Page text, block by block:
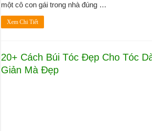
một cô con gái trong nhà đúng …
Xem Chi Tiết
20+ Cách Búi Tóc Đẹp Cho Tóc
Giản Mà Đẹp